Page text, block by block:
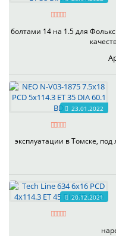
болтами 14 на 1.5 для
23.01.2022
эксплуатации в Томске,
20.12.2021